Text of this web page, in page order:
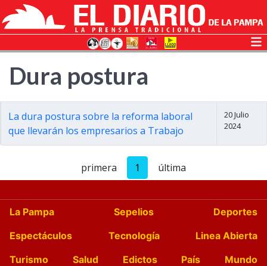
Dura postura
La dura postura sobre la reforma laboral
que llevarán los empresarios a Trabajo
20 Julio
2024
primera 1 última
La Pampa Sepelios
Deportes
Espectáculos
Tecnología
Linea Abierta
Turismo
Salud Edictos País
Mundo